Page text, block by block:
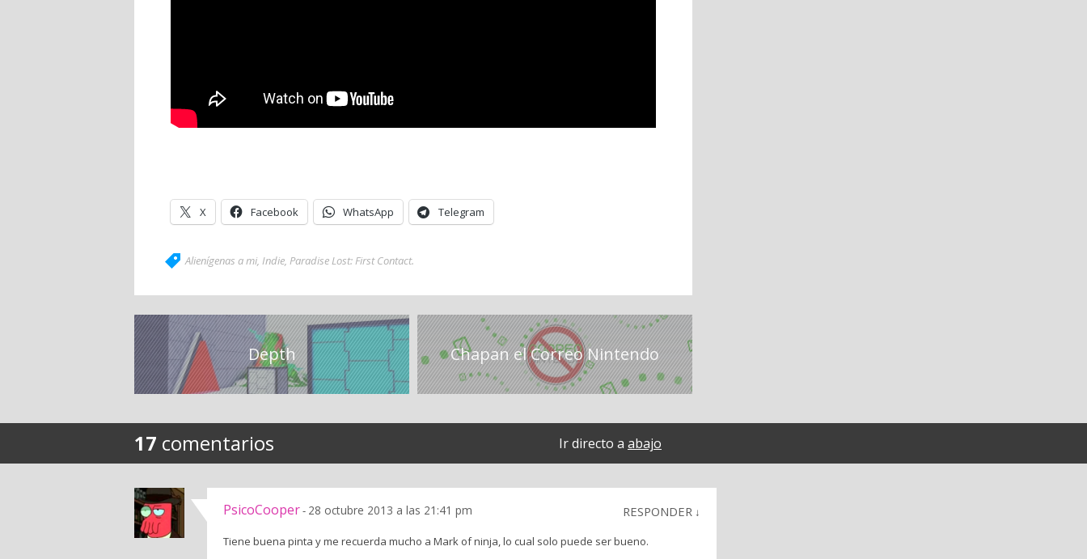
X Facebook WhatsApp Telegram
Alienígenas a mi, Indie, Paradise Lost: First Contact.
Depth Chapan el Correo Nintendo
17 comentarios Ir directo a abajo
PsicoCooper- 28 octubre 2013 a las 21:41 pm RESPONDER ↓
Tiene buena pinta y me recuerda mucho a Mark of ninja, lo cual solo puede ser bueno.